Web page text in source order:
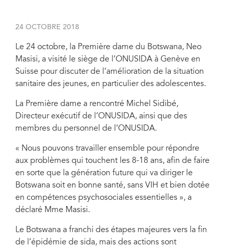
24 OCTOBRE 2018
Le 24 octobre, la Première dame du Botswana, Neo
Masisi, a visité le siège de l’ONUSIDA à Genève en
Suisse pour discuter de l’amélioration de la situation
sanitaire des jeunes, en particulier des adolescentes.
La Première dame a rencontré Michel Sidibé,
Directeur exécutif de l’ONUSIDA, ainsi que des
membres du personnel de l’ONUSIDA.
« Nous pouvons travailler ensemble pour répondre
aux problèmes qui touchent les 8-18 ans, afin de faire
en sorte que la génération future qui va diriger le
Botswana soit en bonne santé, sans VIH et bien dotée
en compétences psychosociales essentielles », a
déclaré Mme Masisi.
Le Botswana a franchi des étapes majeures vers la fin
de l’épidémie de sida, mais des actions sont